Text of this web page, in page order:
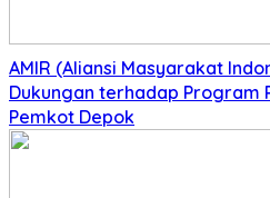
AMIR (Aliansi Masyarakat
Dukungan terhadap Program
Pemkot Depok